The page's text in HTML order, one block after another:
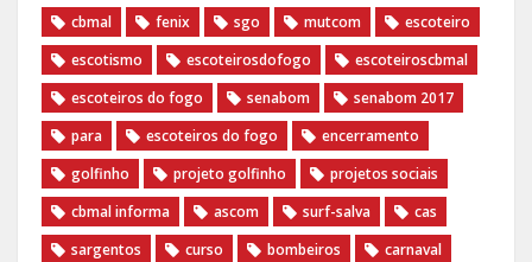
cbmal
fenix sgo mutcom
escoteiro
escotismo
escoteirosdofogo
escoteiroscbmal
escoteiros do fogo
senabom
senabom 2017
para
escoteiros do fogo
encerramento
golfinho
projeto golfinho
projetos sociais
cbmal informa
ascom surf-salva
cas
sargentos
curso bombeiros
carnaval